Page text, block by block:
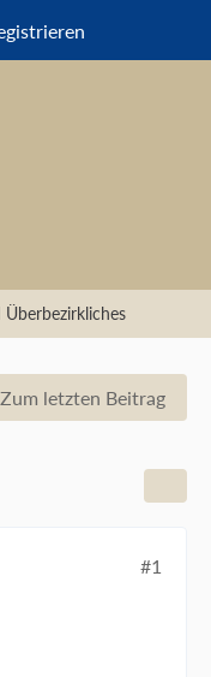
Zum letzten Beitrag
#1